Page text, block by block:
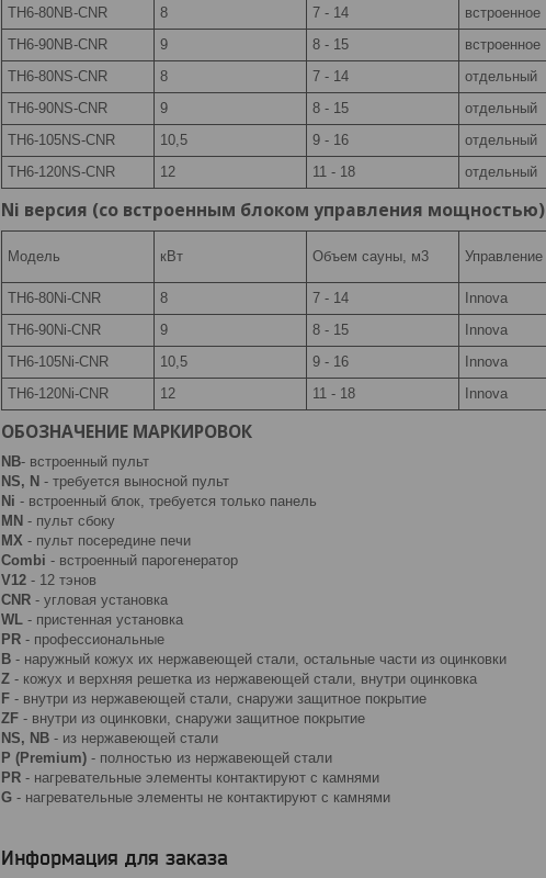
TH6-80NB-CNR
8 7 - 14 встроенное
TH6-90NB-CNR
9 8 - 15 встроенное
TH6-80NS-CNR
8 7 - 14 отдельный
TH6-90NS-CNR
9 8 - 15 отдельный
TH6-105NS-CNR
10,5 9 - 16 отдельный
TH6-120NS-CNR
12 11 - 18 отдельный
Ni версия (со встроенным блоком управления мощностью)
Модель кВт Объем сауны, м3 Управление
TH6-80Ni-CNR
8 7 - 14 Innova
TH6-90Ni-CNR
9 8 - 15 Innova
TH6-105Ni-CNR
10,5 9 - 16 Innova
TH6-120Ni-CNR
12 11 - 18 Innova
ОБОЗНАЧЕНИЕ МАРКИРОВОК
NB- встроенный пульт
NS, N - требуется выносной пульт
Ni - встроенный блок, требуется только панель
MN - пульт сбоку
MX - пульт посередине печи
Combi - встроенный парогенератор
V12 - 12 тэнов
CNR - угловая установка
WL - пристенная установка
PR - профессиональные
В - наружный кожух их нержавеющей стали, остальные части из оцинковки
Z - кожух и верхняя решетка из нержавеющей стали, внутри оцинковка
F - внутри из нержавеющей стали, снаружи защитное покрытие
ZF - внутри из оцинковки, снаружи защитное покрытие
NS, NB - из нержавеющей стали
P (Premium) - полностью из нержавеющей стали
PR - нагревательные элементы контактируют с камнями
G - нагревательные элементы не контактируют с камнями
Информация для заказа